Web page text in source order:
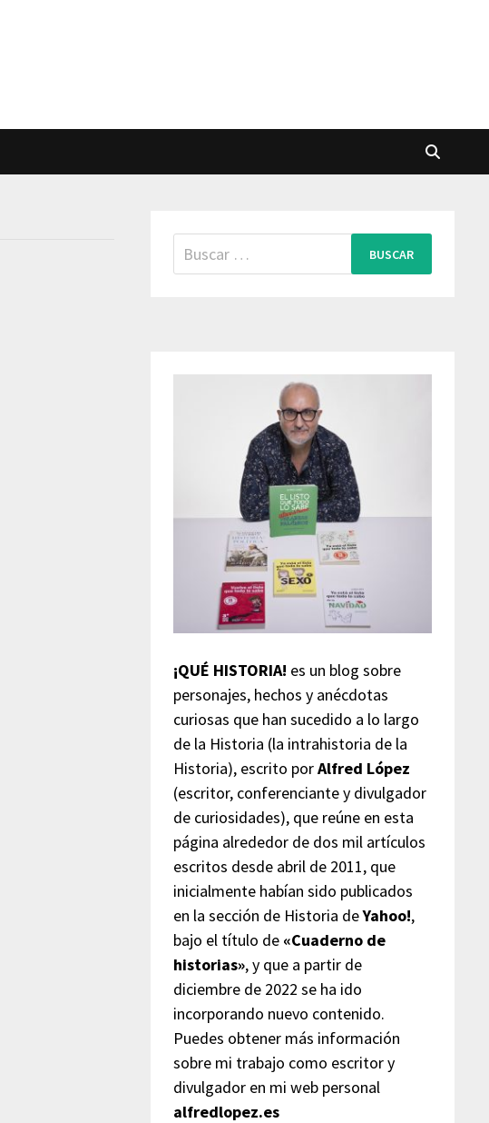
Buscar:
¡QUÉ HISTORIA! es un blog sobre
personajes, hechos y anécdotas
curiosas que han sucedido a lo largo
de la Historia (la intrahistoria de la
Historia), escrito porAlfred López
(escritor, conferenciante y divulgador
de curiosidades), que reúne en esta
página alrededor de dos mil artículos
escritos desde abril de 2011, que
inicialmente habían sido publicados
en la sección de Historia deYahoo!,
bajo el título de «Cuaderno de
historias», y que a partir de
diciembre de 2022 se ha ido
incorporando nuevo contenido.
Puedes obtener más información
sobre mi trabajo como escritor y
divulgador en mi web personal
alfredlopez.es